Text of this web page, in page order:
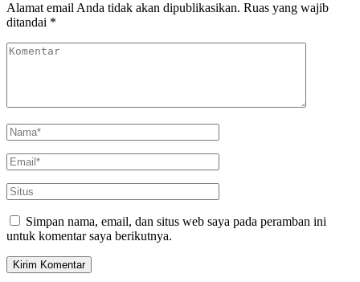
Alamat email Anda tidak akan dipublikasikan. Ruas yang wajib
ditandai *
Simpan nama, email, dan situs web saya pada peramban ini
untuk komentar saya berikutnya.